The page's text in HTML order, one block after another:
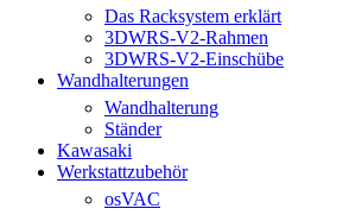
Das Racksystem erklärt
3DWRS-V2-Rahmen
3DWRS-V2-Einschübe
Wandhalterungen
Wandhalterung
Ständer
Kawasaki
Werkstattzubehör
osVAC